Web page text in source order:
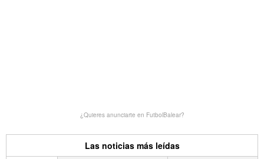
¿Quieres anunciarte en FutbolBalear?
Las noticias más leídas